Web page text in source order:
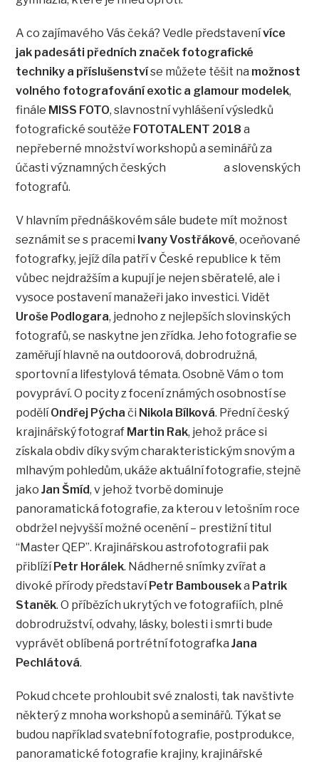
A co zajímavého Vás čeká? Vedle představenívíce
jak padesáti předních značek fotografické
techniky a příslušenstvíse můžete těšit na možnost
volného fotografování exotic a glamour modelek,
finále MISS FOTO, slavnostní vyhlášení výsledků
fotografické soutěže FOTOTALENT 2018 a
nepřeberné množství workshopů a seminářů za
účasti významných českých a slovenských
fotografů.
V hlavním přednáškovém sále budete mít možnost
seznámit se s pracemi Ivany Vostřákové, oceňované
fotografky, jejíž díla patří v České republice k těm
vůbec nejdražším a kupují je nejen sběratelé, ale i
vysoce postavení manažeři jako investici. Vidět
Uroše Podlogara, jednoho z nejlepších slovinských
fotografů, se naskytne jen zřídka. Jeho fotografie se
zaměřují hlavně na outdoorová, dobrodružná,
sportovní a lifestylová témata. Osobně Vám o tom
povypráví. O pocity z focení známých osobností se
podělíOndřej Pýcha či Nikola Bílková. Přední český
krajinářský fotograf Martin Rak, jehož práce si
získala obdiv díky svým charakteristickým snovým a
mlhavým pohledům, ukáže aktuální fotografie, stejně
jakoJan Šmíd, v jehož tvorbě dominuje
panoramatická fotografie, za kterou v letošním roce
obdržel nejvyšší možné ocenění – prestižní titul
“Master QEP”. Krajinářskou astrofotografii pak
přiblíží Petr Horálek. Nádherné snímky zvířat a
divoké přírody představí Petr Bambouseka Patrik
Staněk. O příbězích ukrytých ve fotografiích, plné
dobrodružství, odvahy, lásky, bolesti i smrti bude
vyprávět oblíbená portrétní fotografkaJana
Pechlátová.
Pokud chcete prohloubit své znalosti, tak navštivte
některý z mnoha workshopů a seminářů. Týkat se
budou například svatební fotografie, postprodukce,
panoramatické fotografie krajiny, krajinářské